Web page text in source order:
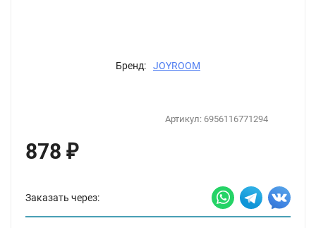
Бренд: JOYROOM
Артикул: 6956116771294
878 ₽
Заказать через: